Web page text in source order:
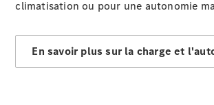
Tous les
climatisation ou pour une autonomie
En savoir plus sur la charge et